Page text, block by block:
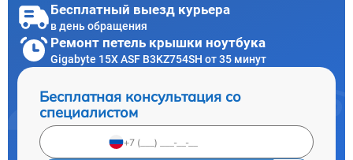
Бесплатный выезд курьера
в день обращения
Ремонт петель крышки ноутбука
Gigabyte 15X ASF B3KZ754SH от 35 минут
Бесплатная консультация со
специалистом